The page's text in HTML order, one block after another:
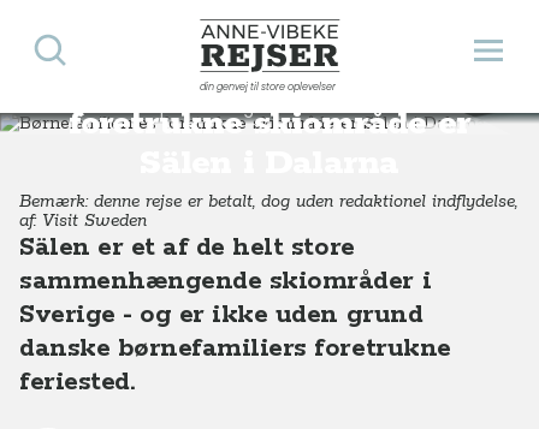
Anne-Vibeke Rejser
din genvej til store oplevelser
Åbn
Søg
Børnefamiliernes
foretrukne skiområde er
Destinationer Europa Sverige Børnefamiliernes foretrukne skiområde er Sälen i Dalarna, Midtsverige
Bemærk: denne rejse er betalt, dog uden redaktionel indflydelse,
af: Visit Sweden
Sälen er et af de helt store
sammenhængende skiområder i
Sverige - og er ikke uden grund
danske børnefamiliers foretrukne
feriested.